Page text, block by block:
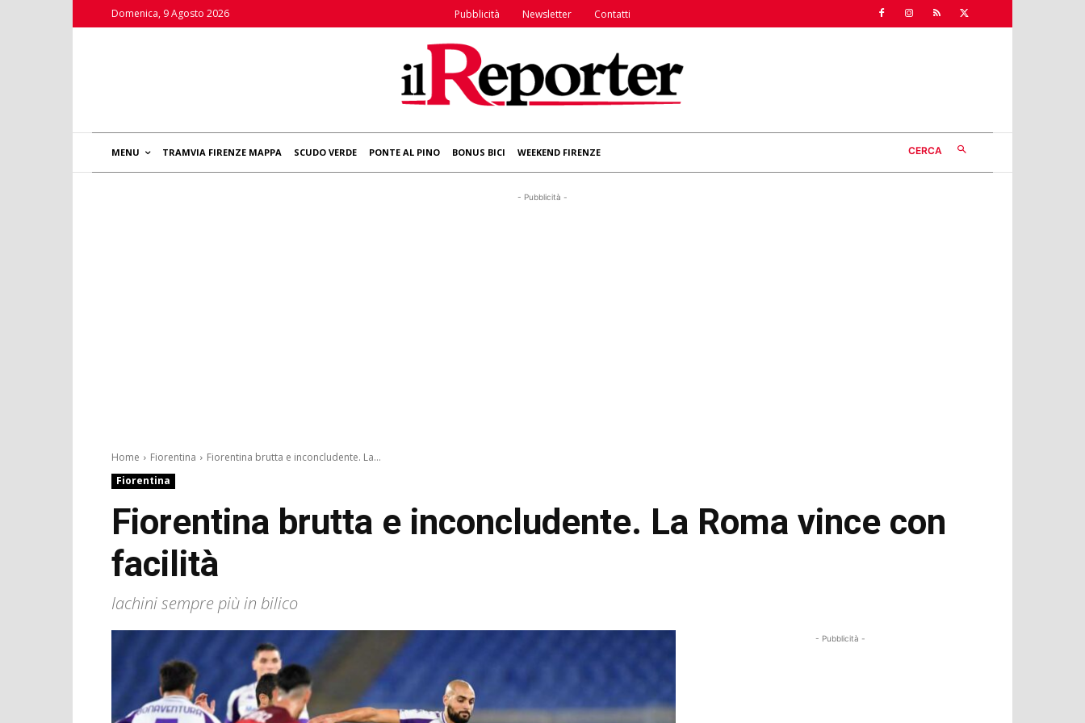
Domenica, 9 Agosto 2026 Pubblicità Newsletter Contatti
MENU TRAMVIA FIRENZE MAPPA SCUDO VERDE PONTE AL PINO BONUS BICI WEEKEND FIRENZE CERCA
- Pubblicità -
Home Fiorentina
Fiorentina brutta e inconcludente. La...
Fiorentina
Fiorentina brutta e inconcludente. La Roma vince con
facilità
Iachini sempre più in bilico
- Pubblicità -